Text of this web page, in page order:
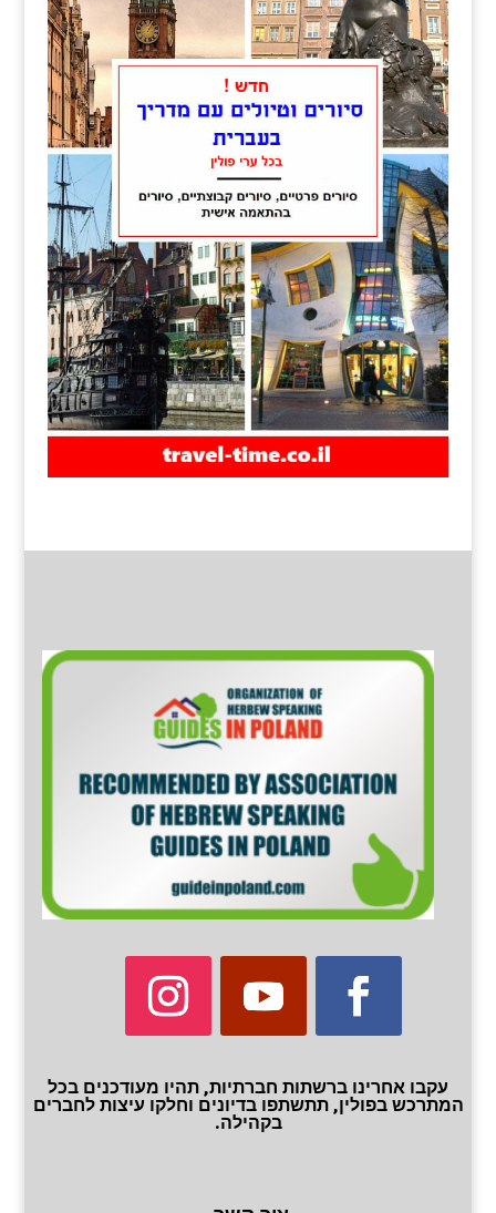
עקבו אחרינו ברשתות חברתיות, תהיו מעודכנים בכל
המתרכש בפולין, תתשתפו בדיונים וחלקו עיצות לחברים
בקהילה.